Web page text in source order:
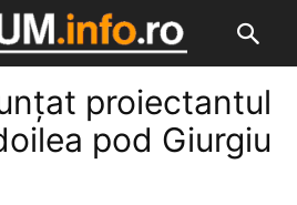
proiectantul
pod Giurgiu